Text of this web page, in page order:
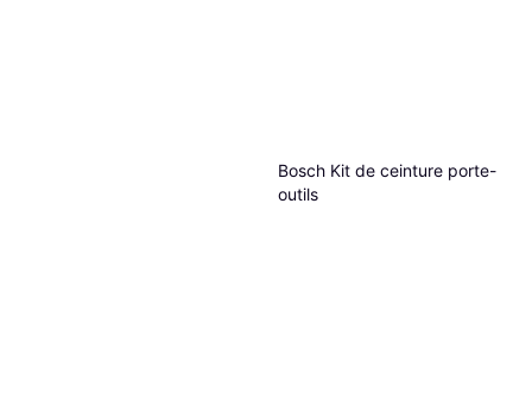
Bosch Kit de ceinture porte-
outils